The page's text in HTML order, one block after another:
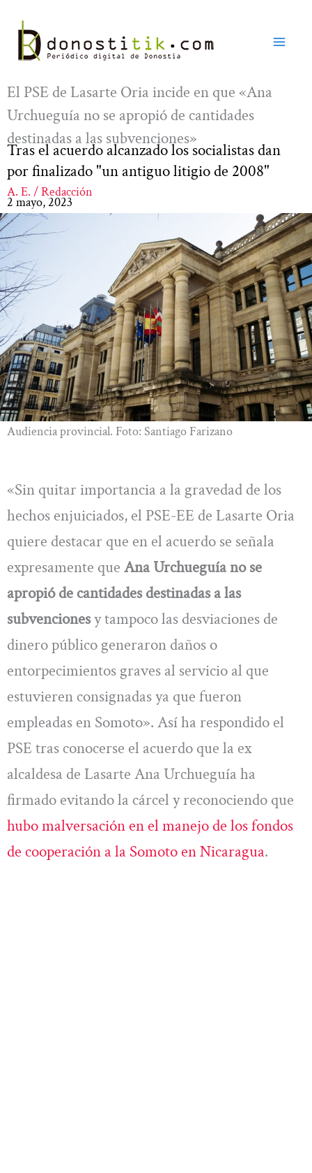
contenido
El PSE de Lasarte Oria incide en que «Ana
Urchueguía no se apropió de cantidades
destinadas a las subvenciones»
Tras el acuerdo alcanzado los socialistas dan
por finalizado "un antiguo litigio de 2008"
A. E. / Redacción
2 mayo, 2023
Audiencia provincial. Foto: Santiago Farizano
«Sin quitar importancia a la gravedad de los
hechos enjuiciados, el PSE-EE de Lasarte Oria
quiere destacar que en el acuerdo se señala
expresamente que Ana Urchueguía no se
apropió de cantidades destinadas a las
subvencionesy tampoco las desviaciones de
dinero público generaron daños o
entorpecimientos graves al servicio al que
estuvieren consignadas ya que fueron
empleadas en Somoto». Así ha respondido el
PSE tras conocerse el acuerdo que la ex
alcaldesa de Lasarte Ana Urchueguía ha
firmado evitando la cárcel y reconociendo que
hubo malversación en el manejo de los fondos
de cooperación a la Somoto en Nicaragua.